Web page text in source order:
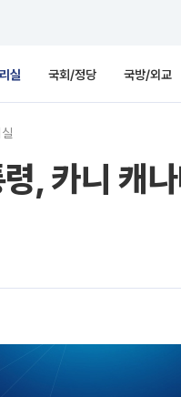
실 국회/정당 국방/외교
, 카니 캐